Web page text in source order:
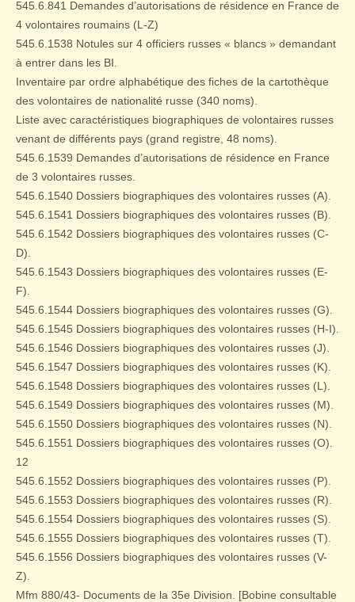
545.6.841 Demandes d’autorisations de résidence en France de
4 volontaires roumains (L-Z)
545.6.1538 Notules sur 4 officiers russes « blancs » demandant
à entrer dans les BI.
Inventaire par ordre alphabétique des fiches de la cartothèque
des volontaires de nationalité russe (340 noms).
Liste avec caractéristiques biographiques de volontaires russes
venant de différents pays (grand registre, 48 noms).
545.6.1539 Demandes d’autorisations de résidence en France
de 3 volontaires russes.
545.6.1540 Dossiers biographiques des volontaires russes (A).
545.6.1541 Dossiers biographiques des volontaires russes (B).
545.6.1542 Dossiers biographiques des volontaires russes (C-
D).
545.6.1543 Dossiers biographiques des volontaires russes (E-
F).
545.6.1544 Dossiers biographiques des volontaires russes (G).
545.6.1545 Dossiers biographiques des volontaires russes (H-I).
545.6.1546 Dossiers biographiques des volontaires russes (J).
545.6.1547 Dossiers biographiques des volontaires russes (K).
545.6.1548 Dossiers biographiques des volontaires russes (L).
545.6.1549 Dossiers biographiques des volontaires russes (M).
545.6.1550 Dossiers biographiques des volontaires russes (N).
545.6.1551 Dossiers biographiques des volontaires russes (O).
12
545.6.1552 Dossiers biographiques des volontaires russes (P).
545.6.1553 Dossiers biographiques des volontaires russes (R).
545.6.1554 Dossiers biographiques des volontaires russes (S).
545.6.1555 Dossiers biographiques des volontaires russes (T).
545.6.1556 Dossiers biographiques des volontaires russes (V-
Z).
Mfm 880/43- Documents de la 35e Division. [Bobine consultable